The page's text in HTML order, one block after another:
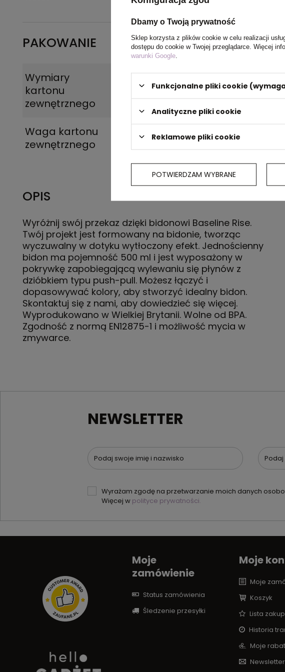
PAKOWANIE
Wymiary
kartonu
zewnętrznego
Waga kartonu
zewnętrznego
5 kg
OPIS
Wyróżnij swój przekaz dzięki bidonowi Baseline Rise.
Twój projekt jest formowany na bidonie, tworząc
wyczuwalny w dotyku wytłoczony efekt. Jednościenny
bidon ma pojemność 500 ml i jest wyposażony w
pokrywkę zapobiegającą wylewaniu się płynów z
dzióbkiem typu push-pull. Możesz łączyć i
dopasowywać kolory, aby stworzyć idealny bidon.
Skontaktuj się z nami, aby dowiedzieć się więcej.
Wyprodukowano w Wielkiej Brytanii. Wolne od BPA.
Zgodność z normą EN12875-1 i możliwość mycia w
zmywarce.
NEWSLETTER
Podaj swoje imię i nazwisko
Wyrażam zgodę na przetwarzanie moich danych
Więcej w polityce prywatności.
Moje
zamówienie
Status zamówienia
Śledzenie przesyłki
Moje
Moje
Koszyk
Lista
Historia
Moje
Newsletter
Dbamy o Twoją prywatność
Sklep korzysta z plików cookie w celu realizacji
dostępu do cookie w Twojej przeglądarce. Więcej
warunki Google
Funkcjonalne pliki cookie
Analityczne pliki cookie
Reklamowe pliki cookie
POTWIERDZAM WYBRANE